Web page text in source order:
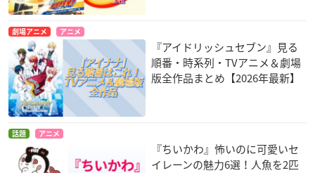
劇場アニメ アニメ
『アイドリッシュセブン』見る
順番・時系列・TVアニメ＆劇場
版全作品まとめ【2026年最新】
話題 アニメ
『ちいかわ』怖いのに可愛いセ
イレーンの魅力6選！人魚を2匹